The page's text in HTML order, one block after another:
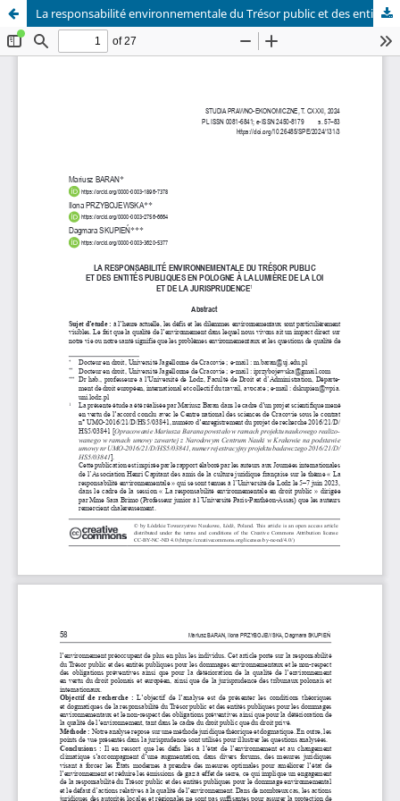
La responsabilité environnementale du Trésor public et des entités publiques en Pologne à la lumière de la loi et de la jurisprudence. (The environmental liability of state treasury and public entities in Poland in light of the law and jurisprudence)